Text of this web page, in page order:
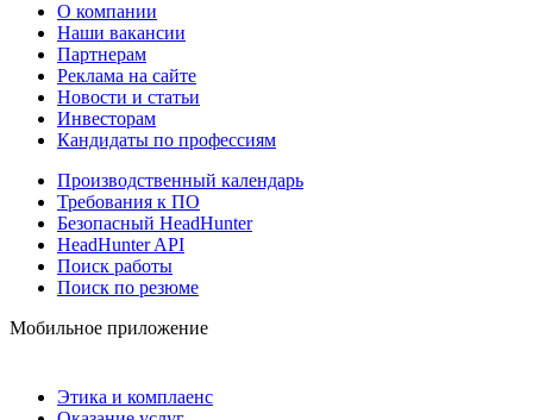
О компании
Наши вакансии
Партнерам
Реклама на сайте
Новости и статьи
Инвесторам
Кандидаты по профессиям
Производственный календарь
Требования к ПО
Безопасный HeadHunter
HeadHunter API
Поиск работы
Поиск по резюме
Мобильное приложение
Этика и комплаенс